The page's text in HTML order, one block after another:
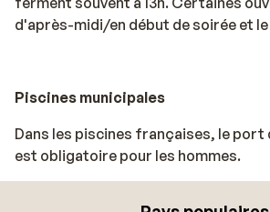
d'après-midi/en début de soirée et
Piscines municipales
Dans les piscines françaises, le port
est obligatoire pour les hommes.